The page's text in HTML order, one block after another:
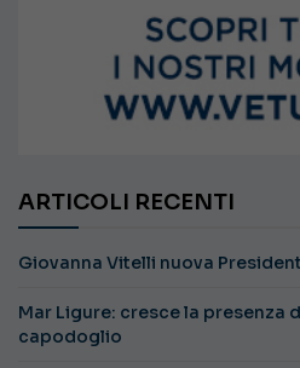
ARTICOLI RECENTI
Giovanna Vitelli nuova
Mar Ligure: cresce la presenza
capodoglio